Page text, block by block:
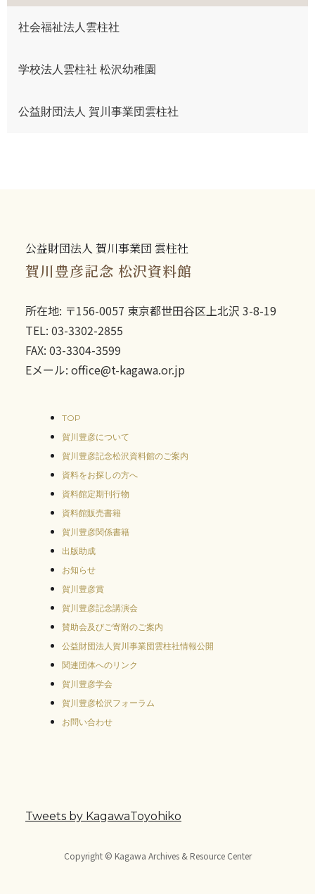
社会福祉法人雲柱社
学校法人雲柱社 松沢幼稚園
公益財団法人 賀川事業団雲柱社
公益財団法人 賀川事業団 雲柱社
賀川豊彦記念 松沢資料館
所在地: 〒156-0057 東京都世田谷区上北沢 3-8-19
TEL: 03-3302-2855
FAX: 03-3304-3599
Eメール: office@t-kagawa.or.jp
TOP
賀川豊彦について
賀川豊彦記念松沢資料館のご案内
資料をお探しの方へ
資料館定期刊行物
資料館販売書籍
賀川豊彦関係書籍
出版助成
お知らせ
賀川豊彦賞
賀川豊彦記念講演会
賛助会及びご寄附のご案内
公益財団法人賀川事業団雲柱社情報公開
関連団体へのリンク
賀川豊彦学会
賀川豊彦松沢フォーラム
お問い合わせ
Tweets by KagawaToyohiko
Copyright © Kagawa Archives & Resource Center